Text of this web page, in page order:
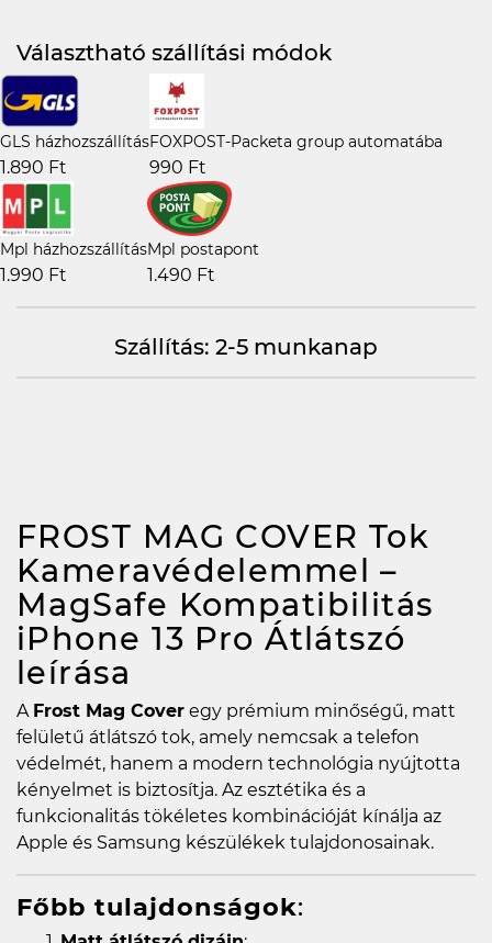
Választható szállítási módok
GLS házhozszállítás
1.890 Ft
FOXPOST-Packeta group automatába
990 Ft
Mpl házhozszállítás
1.990 Ft
Mpl postapont
1.490 Ft
Szállítás: 2-5 munkanap
FROST MAG COVER Tok
Kameravédelemmel –
MagSafe Kompatibilitás
iPhone 13 Pro Átlátszó
leírása
A Frost Mag Cover egy prémium minőségű, matt
felületű átlátszó tok, amely nemcsak a telefon
védelmét, hanem a modern technológia nyújtotta
kényelmet is biztosítja. Az esztétika és a
funkcionalitás tökéletes kombinációját kínálja az
Apple és Samsung készülékek tulajdonosainak.
Főbb tulajdonságok: